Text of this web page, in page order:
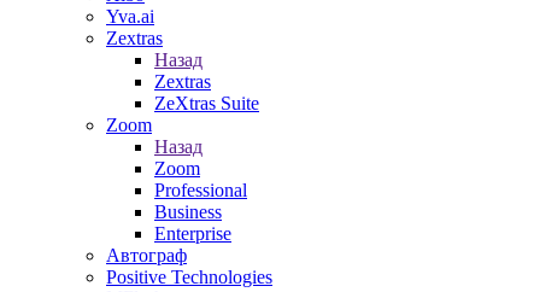
Yva.ai
Zextras
Назад
Zextras
ZeXtras Suite
Zoom
Назад
Zoom
Professional
Business
Enterprise
Автограф
Positive Technologies